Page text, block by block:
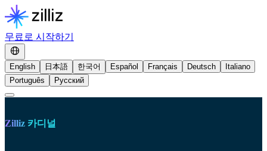
무료로 시작하기
English 日本語 한국어 Español Français Deutsch
Italiano
Português
Русский
Zilliz 카디널